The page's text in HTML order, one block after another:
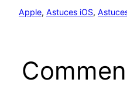
Apple, Astuces iOS,